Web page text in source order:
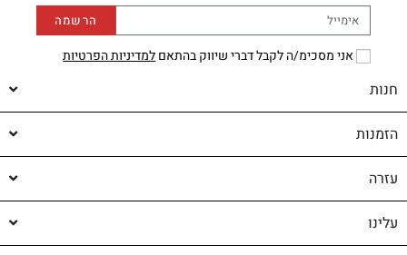
אני מסכימ/ה לקבל דברי שיווק בהתאםלמדיניות הפרטיות
הרשמה
חנות
הזמנות
עזרה
עלינו